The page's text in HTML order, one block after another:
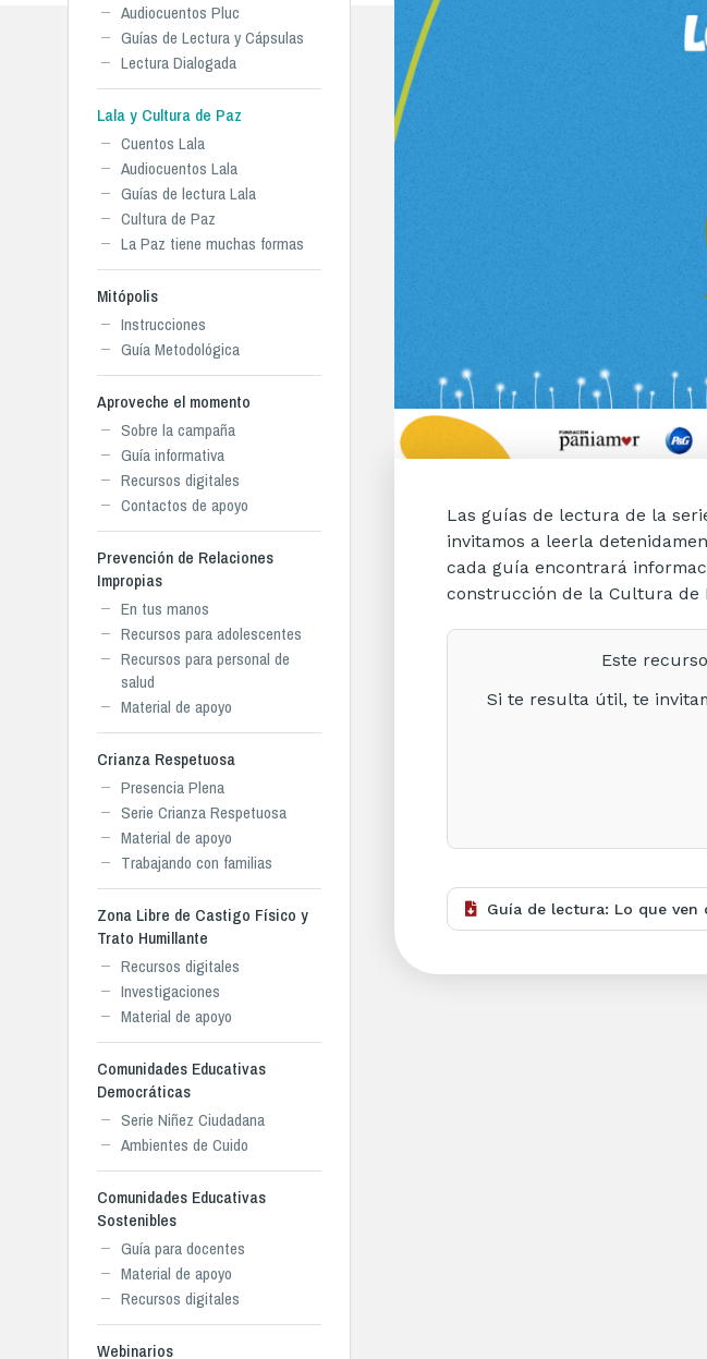
Audiocuentos Pluc
Guías de Lectura y Cápsulas
Lectura Dialogada
Lala y Cultura de Paz
Cuentos Lala
Audiocuentos Lala
Guías de lectura Lala
Cultura de Paz
La Paz tiene muchas formas
Mitópolis
Instrucciones
Guía Metodológica
Aproveche el momento
Sobre la campaña
Guía informativa
Recursos digitales
Contactos de apoyo
Prevención de Relaciones
Impropias
En tus manos
Recursos para adolescentes
Recursos para personal de
salud
Material de apoyo
Crianza Respetuosa
Presencia Plena
Serie Crianza Respetuosa
Material de apoyo
Trabajando con familias
Zona Libre de Castigo Físico y
Trato Humillante
Recursos digitales
Investigaciones
Material de apoyo
Comunidades Educativas
Democráticas
Serie Niñez Ciudadana
Ambientes de Cuido
Comunidades Educativas
Sostenibles
Guía para docentes
Material de apoyo
Recursos digitales
Webinarios
Las guías de lectura de la
invitamos a leerla
cada guía encontrará
construcción de la Cultura de
Este
Si te resulta útil, te
Guía de lectura: Lo que ven